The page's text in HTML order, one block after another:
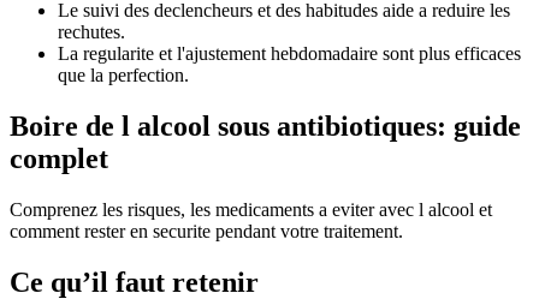
Le suivi des declencheurs et des habitudes aide a reduire les
rechutes.
La regularite et l'ajustement hebdomadaire sont plus efficaces
que la perfection.
Boire de l alcool sous antibiotiques: guide
complet
Comprenez les risques, les medicaments a eviter avec l alcool et
comment rester en securite pendant votre traitement.
Ce qu’il faut retenir